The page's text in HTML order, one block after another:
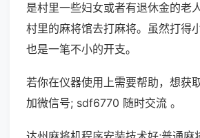
是村里一些妇女或者有退休金的老
村里的麻将馆去打麻将。虽然打得
也是一笔不小的开支。
若你在仪器使用上需要帮助，想获
加微信号; sdf6770 随时交流 。